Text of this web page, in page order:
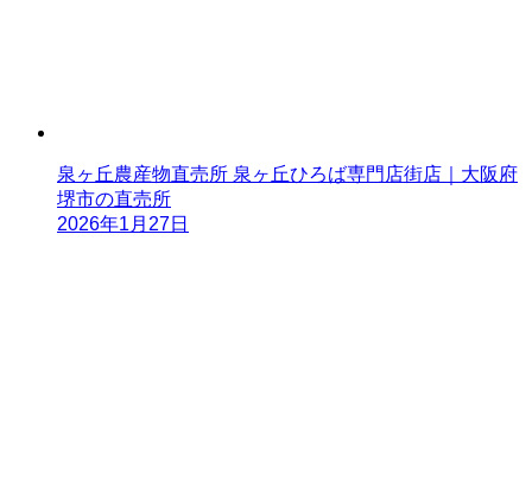
泉ヶ丘農産物直売所 泉ヶ丘ひろば専門店街店｜大阪府
堺市の直売所
2026年1月27日